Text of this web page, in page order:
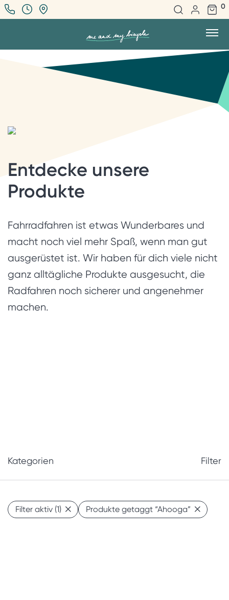
0
Entdecke unsere
Produkte
Fahrradfahren ist etwas Wunderbares und
macht noch viel mehr Spaß, wenn man gut
ausgerüstet ist. Wir haben für dich viele nicht
ganz alltägliche Produkte ausgesucht, die
Radfahren noch sicherer und angenehmer
machen.
Kategorien Filter
Filter aktiv (1) Produkte getaggt “Ahooga”